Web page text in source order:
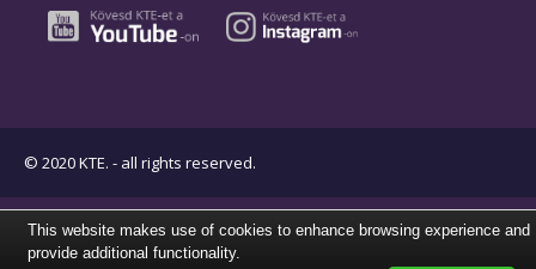
© 2020 KTE. - all rights reserved.
This website makes use of cookies to enhance browsing experience and
provide additional functionality.